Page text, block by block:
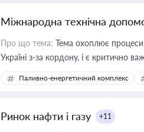
Міжнародна технічна
Про що тема: Тема охоплює процеси
Україні з-за кордону, і є критично
інфраструктурних проєктів
Паливно-енергетичний комплекс
Ринок нафти і газу +11